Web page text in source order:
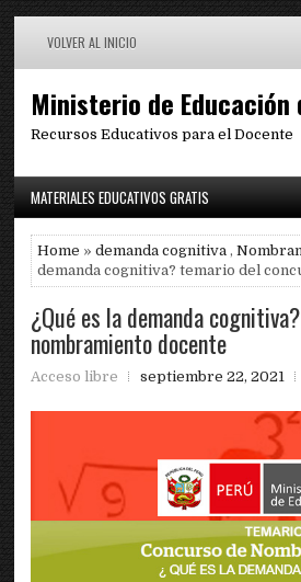
VOLVER AL INICIO
Ministerio de Educación
Recursos Educativos para el Docente
MATERIALES EDUCATIVOS GRATIS
Home » demanda cognitiva ,
demanda cognitiva? temario del
¿Qué es la demanda
nombramiento docente
Acceso libre septiembre 22, 2021